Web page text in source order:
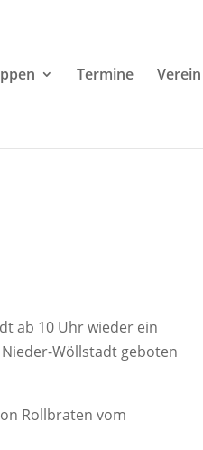
Termine Verein
ab 10 Uhr wieder ein
Wöllstadt geboten
Rollbraten vom